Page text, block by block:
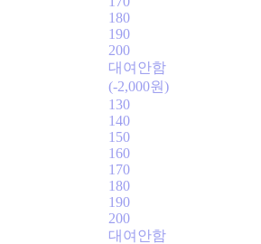
180
190
200
대여안함
(-2,000원)
130
140
150
160
170
180
190
200
대여안함